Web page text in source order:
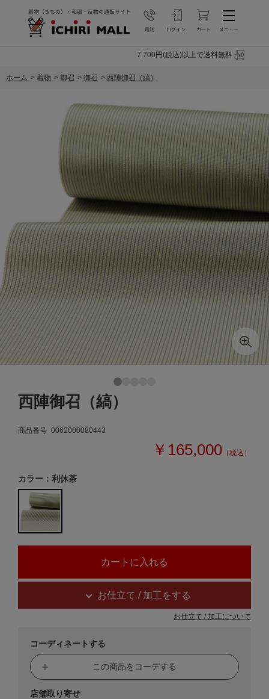
7,700円(税込)以上で送料無料
ホーム > 着物 > 御召 > 御召 > 西陣御召（縞）
西陣御召（縞）
商品番号 0062000080443
￥165,000 （税込）
カラー：利休茶
お仕立て / 加工をする
お仕立て / 加工について
コーディネートする
この商品をコーデする
店舗取り寄せ